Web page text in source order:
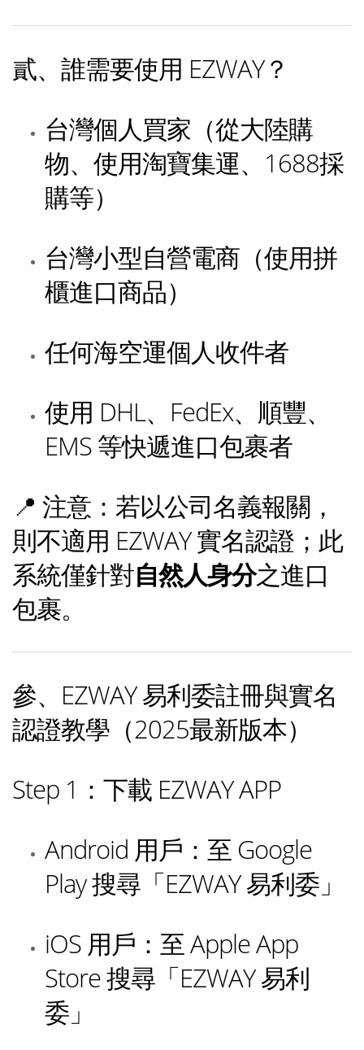
貳、誰需要使用 EZWAY？
台灣個人買家（從大陸購
物、使用淘寶集運、1688採
購等）
台灣小型自營電商（使用拼
櫃進口商品）
任何海空運個人收件者
使用 DHL、FedEx、順豐、
EMS 等快遞進口包裹者
📍 注意：若以公司名義報關，
則不適用 EZWAY 實名認證；此
系統僅針對自然人身分之進口
包裹。
參、EZWAY 易利委註冊與實名
認證教學（2025最新版本）
Step 1：下載 EZWAY APP
Android 用戶：至 Google
Play 搜尋「EZWAY 易利委」
iOS 用戶：至 Apple App
Store 搜尋「EZWAY 易利
委」